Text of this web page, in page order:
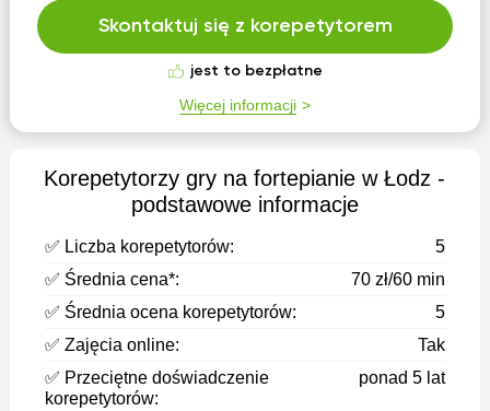
Skontaktuj się z korepetytorem
jest to bezpłatne
Więcej informacji
Korepetytorzy gry na fortepianie w Łodz -
podstawowe informacje
✅ Liczba korepetytorów:
5
✅ Średnia cena*:
70 zł/60 min
✅ Średnia ocena korepetytorów:
5
✅ Zajęcia online:
Tak
✅ Przeciętne doświadczenie
korepetytorów:
ponad 5 lat